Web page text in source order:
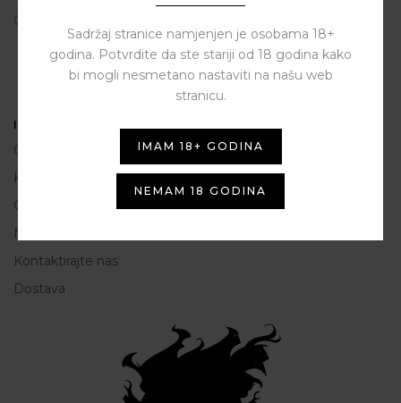
OIB: 80250945864
Informacije
O nama
Kako do nas
Opće Informacije i uvjeti korištenja
Načini plaćanja
Kontaktirajte nas
Dostava
Sadržaj stranice namjenjen je osobama 18+
godina. Potvrdite da ste stariji od 18 godina kako
bi mogli nesmetano nastaviti na našu web
stranicu.
IMAM 18+ GODINA
NEMAM 18 GODINA